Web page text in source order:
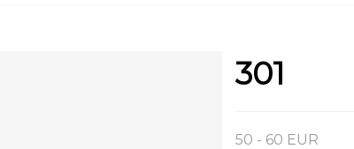
301
50 - 60 EUR